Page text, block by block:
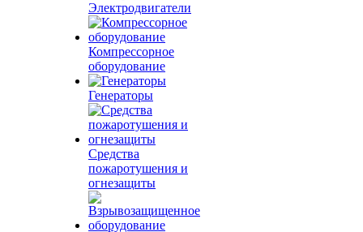
Электродвигатели
Компрессорное
оборудование
Генераторы
Средства
пожаротушения и
огнезащиты